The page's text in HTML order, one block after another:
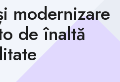
modernizare
de înaltă